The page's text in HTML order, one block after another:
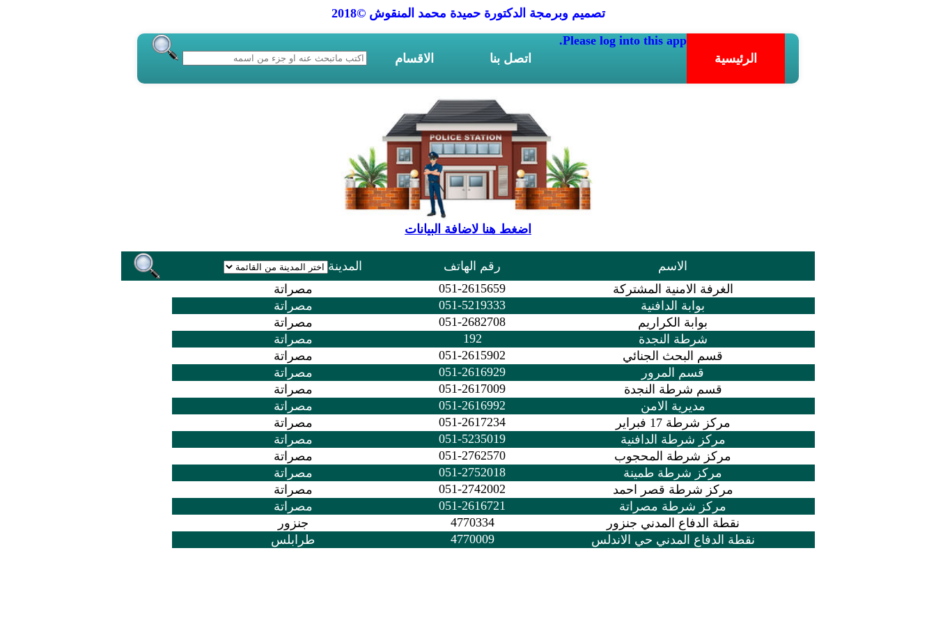
تصميم وبرمجة الدكتورة حميدة محمد المنقوش ©2018
الرئيسية
Please log into this app.
اتصل بنا
الاقسام
اضغط هنا لاضافة البيانات
الاسم رقم الهاتف
المدينة
الغرفة الامنية المشتركة
051-2615659
مصراتة
بوابة الدافنية
051-5219333
مصراتة
بوابة الكراريم
051-2682708
مصراتة
شرطة النجدة
192
مصراتة
قسم البحث الجنائي
051-2615902
مصراتة
قسم المرور
051-2616929
مصراتة
قسم شرطة النجدة
051-2617009
مصراتة
مديرية الامن
051-2616992
مصراتة
مركز شرطة 17 فبراير
051-2617234
مصراتة
مركز شرطة الدافنية
051-5235019
مصراتة
مركز شرطة المحجوب
051-2762570
مصراتة
مركز شرطة طمينة
051-2752018
مصراتة
مركز شرطة قصر احمد
051-2742002
مصراتة
مركز شرطة مصراتة
051-2616721
مصراتة
نقطة الدفاع المدني جنزور
4770334
جنزور
نقطة الدفاع المدني حي الاندلس
4770009 طرابلس